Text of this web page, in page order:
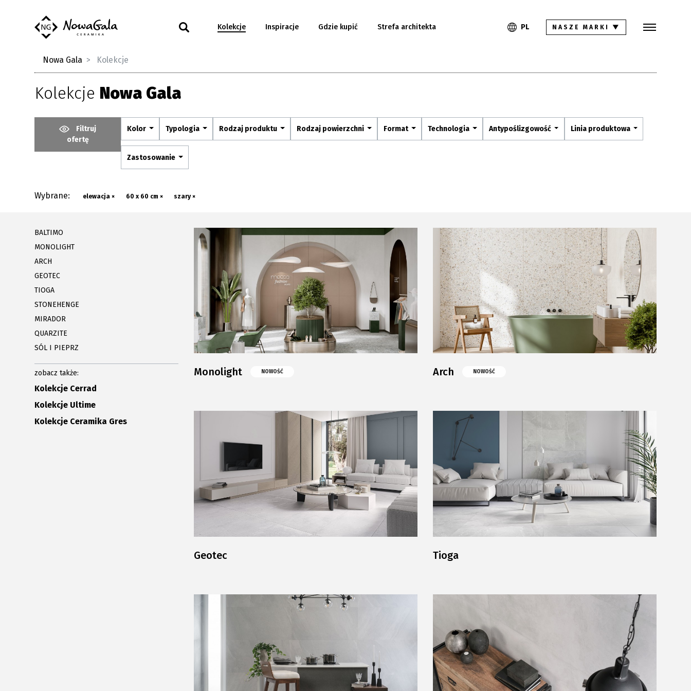
PL
Kolekcje Inspiracje Gdzie kupić Strefa architekta PL NASZE MARKI ▼
Nowa Gala Kolekcje
Kolekcje Nowa Gala
Filtruj
ofertę
Kolor Typologia Rodzaj produktu Rodzaj powierzchni Format Technologia Antypoślizgowość Linia produktowa
Zastosowanie
Wybrane: elewacja × 60 x 60 cm × szary ×
BALTIMO
MONOLIGHT
ARCH
GEOTEC
TIOGA
STONEHENGE
MIRADOR
QUARZITE
SÓL I PIEPRZ
zobacz także:
Kolekcje Cerrad
Kolekcje Ultime
Kolekcje Ceramika Gres
Monolight NOWOŚĆ Arch NOWOŚĆ
Geotec Tioga
Inspiracje
Pliki do pobrania
Strefa architekta
Komunikacja z akcjonariuszami
Relacje inwestorskie
Plan połączenia